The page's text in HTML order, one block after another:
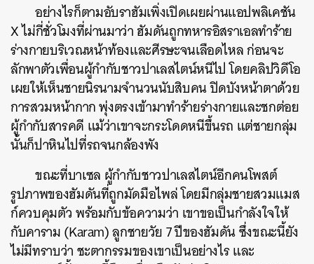
อย่างไรก็ตามอับราฮัมเพิ่งเปิดเผยผ่านแอปพลิเคชัน
X ไม่กี่ชั่วโมงที่ผ่านมาว่า ฮัมดันถูกทหารอิสราเอลทำร้าย
ร่างกายบริเวณหน้าท้องและศีรษะจนเลือดไหล ก่อนจะ
ลักพาตัวเพื่อนผู้กำกับชาวปาเลสไตน์หนีไป โดยคลิปวิดีโอ
เผยให้เห็นชายนิรนามจำนวนนับสิบคน ปิดบังหน้าตาด้วย
การสวมหน้ากาก พุ่งตรงเข้ามาทำร้ายร่างกายและชกต่อย
ผู้กำกับสารคดี แม้ว่าเขาจะกระโดดหนีขึ้นรถ แต่ชายกลุ่ม
นั้นก็ปาหินไปที่รถจนกล้องพัง
ขณะที่บาเซล ผู้กำกับชาวปาเลสไตน์อีกคนโพสต์
รูปภาพของฮัมดันที่ถูกมัดมือไพล่ โดยมีกลุ่มชายสวมแมส
ก์ควบคุมตัว พร้อมกับข้อความว่า เขาขอเป็นกำลังใจให้
กับคาราม (Karam) ลูกชายวัย 7 ปีของฮัมดัน ซึ่งขณะนี้ยัง
ไม่มีทราบว่า ชะตากรรมของเขาเป็นอย่างไร และ